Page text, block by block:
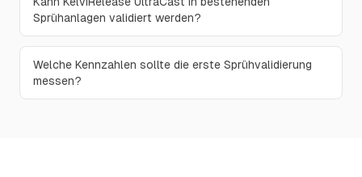
Sprühanlagen validiert werden?
Welche Kennzahlen sollte die erste Sprühvalidierung
messen?